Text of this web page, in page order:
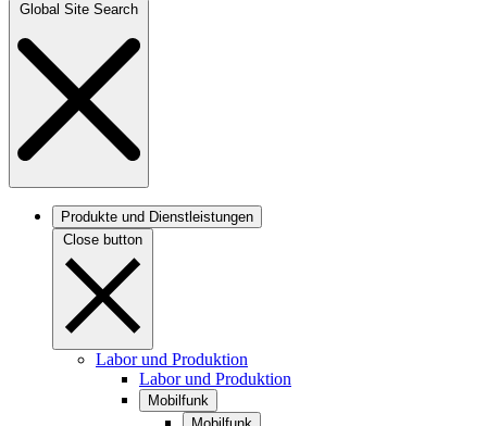
Global Site Search
Produkte und Dienstleistungen
Close button
Labor und Produktion
Labor und Produktion
Mobilfunk